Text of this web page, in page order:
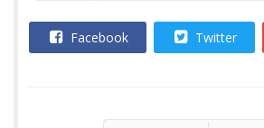
Facebook Twitter